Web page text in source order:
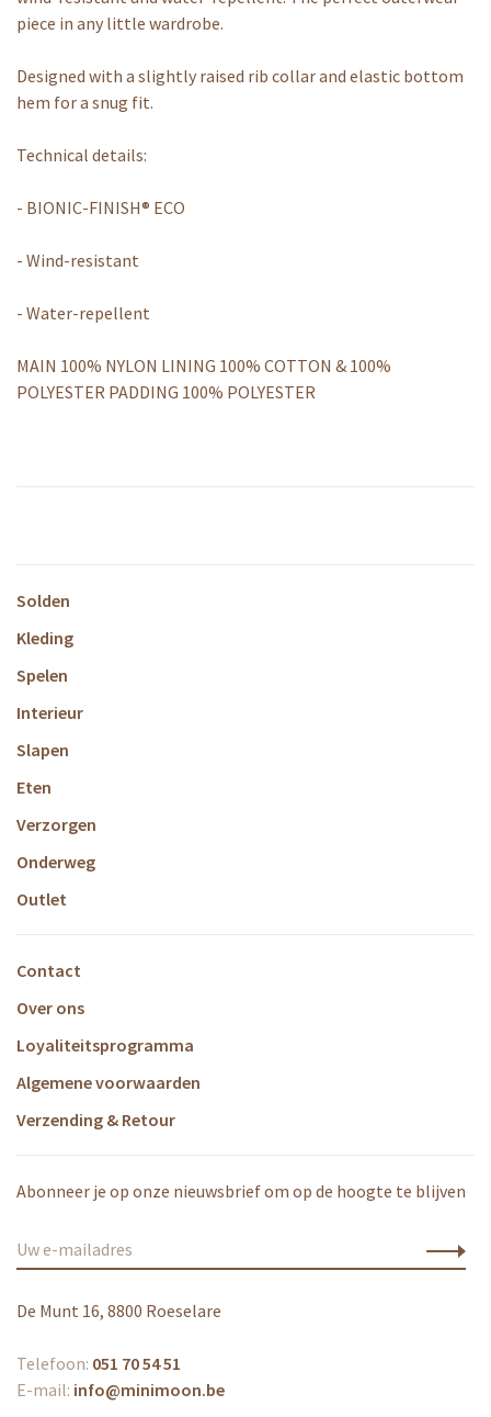
piece in any little wardrobe.
Designed with a slightly raised rib collar and elastic bottom
hem for a snug fit.
Technical details:
- BIONIC-FINISH® ECO
- Wind-resistant
- Water-repellent
MAIN 100% NYLON LINING 100% COTTON & 100%
POLYESTER PADDING 100% POLYESTER
Solden
Kleding
Spelen
Interieur
Slapen
Eten
Verzorgen
Onderweg
Outlet
Contact
Over ons
Loyaliteitsprogramma
Algemene voorwaarden
Verzending & Retour
Abonneer je op onze nieuwsbrief om op de hoogte te blijven
De Munt 16, 8800 Roeselare
Telefoon: 051 70 54 51
E-mail: info@minimoon.be